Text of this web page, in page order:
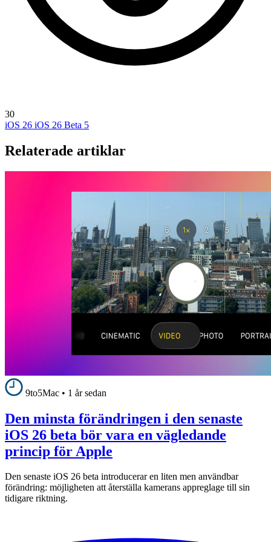
30
iOS 26 iOS 26 Beta 5
Relaterade artiklar
9to5Mac • 1 år sedan
Den minsta förändringen i den senaste
iOS 26 beta bör vara en vägledande
princip för Apple
Den senaste iOS 26 beta introducerar en liten men användbar
förändring: möjligheten att återställa kamerans appreglage till sin
tidigare riktning.